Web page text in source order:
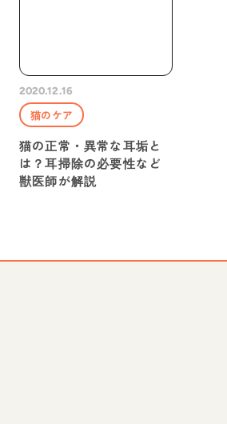
2020.12.16
猫のケア
猫の正常・異常な耳垢と
は？耳掃除の必要性など
獣医師が解説